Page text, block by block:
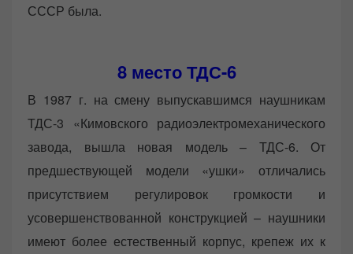
СССР была.
8 местоТДС-6
В 1987 г. на смену выпускавшимся наушникам
ТДС-3 «Кимовского радиоэлектромеханического
завода, вышла новая модель – ТДС-6. От
предшествующей модели «ушки» отличались
присутствием регулировок громкости и
усовершенствованной конструкцией – наушники
имеют более естественный корпус, крепеж их к